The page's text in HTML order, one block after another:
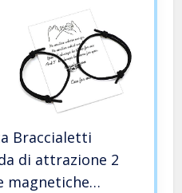
Braccialetti
di attrazione 2
magnetiche